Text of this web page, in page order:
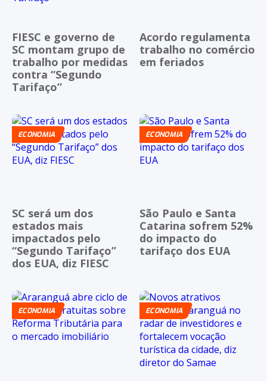
FIESC e governo de
SC montam grupo de
trabalho por medidas
contra “Segundo
Tarifaço”
Acordo regulamenta
trabalho no comércio
em feriados
ECONOMIA
SC será um dos
estados mais
impactados pelo
“Segundo Tarifaço”
dos EUA, diz FIESC
ECONOMIA
São Paulo e Santa
Catarina sofrem 52%
do impacto do
tarifaço dos EUA
ECONOMIA ECONOMIA